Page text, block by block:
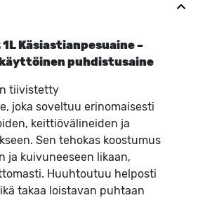
Käsiastianpesuaine –
puhdistusaine
tiivistetty
joka soveltuu erinomaisesti
keittiövälineiden ja
Sen tehokas koostumus
ja kuivuneeseen likaan,
Huuhtoutuu helposti
takaa loistavan puhtaan